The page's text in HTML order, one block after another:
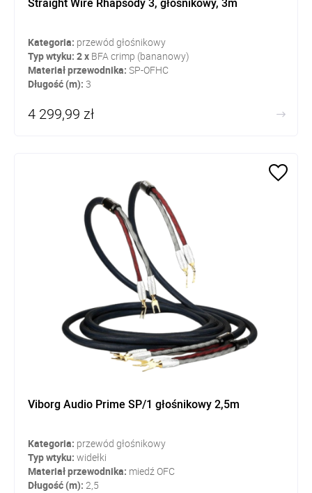
Kategoria: przewód głośnikowy
Typ wtyku: 2 x BFA crimp (bananowy)
Materiał przewodnika: SP-OFHC
Długość (m): 3
4 299,99 zł
Viborg Audio Prime SP/1 głośnikowy 2,5m
Kategoria: przewód głośnikowy
Typ wtyku: widełki
Materiał przewodnika: miedź OFC
Długość (m): 2,5